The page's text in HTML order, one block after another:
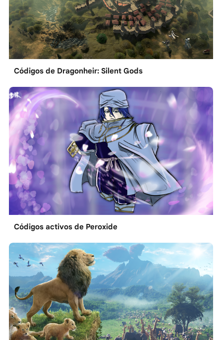
Códigos de Dragonheir: Silent Gods
Códigos activos de Peroxide